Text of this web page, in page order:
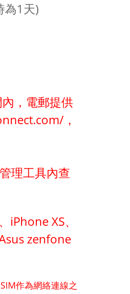
為1天)
，電郵提供
，
理工具內查
iPhone XS、
zenfone
作為網絡連線之